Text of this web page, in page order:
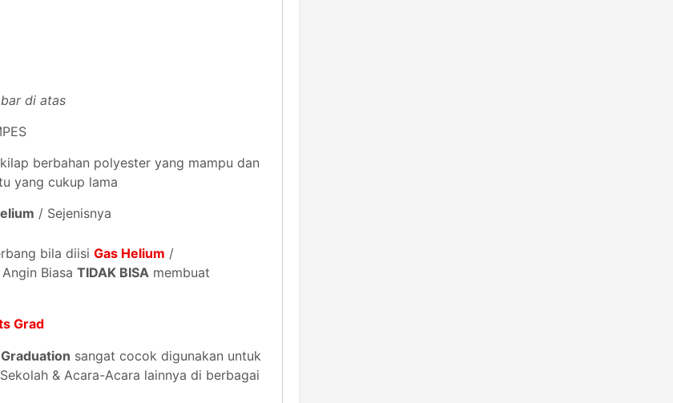
di atas
berbahan polyester yang mampu dan
yang cukup lama
/ Sejenisnya
bila diisi Gas Helium /
Biasa TIDAK BISA membuat
Grad
sangat cocok digunakan untuk
& Acara-Acara lainnya di berbagai